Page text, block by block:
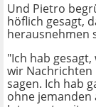
Und Pietro
höflich gesagt,
herausnehmen
"Ich hab
wir Nachrichten
sagen. Ich hab
ohne jemanden